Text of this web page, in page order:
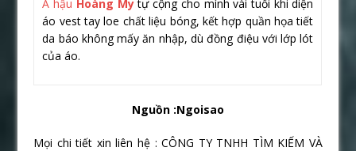
Á hậu Hoàng My tự cộng cho mình vài tuổi khi diện
áo vest tay loe chất liệu bóng, kết hợp quần họa tiết
da báo không mấy ăn nhập, dù đồng điệu với lớp lót
của áo.
Nguồn :Ngoisao
Mọi chi tiết xin liên hệ : CÔNG TY TNHH TÌM KIẾM VÀ